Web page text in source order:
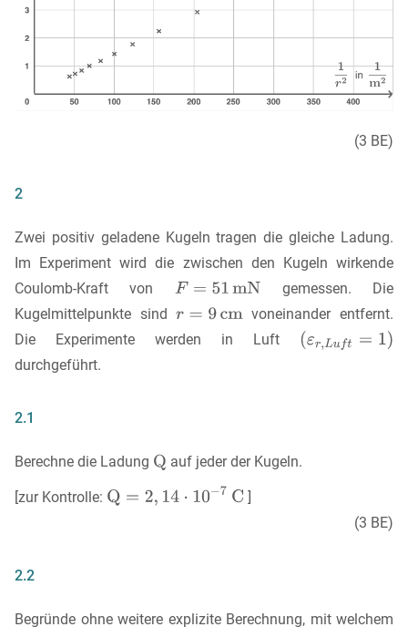
(3 BE)
2
Zwei positiv geladene Kugeln tragen die gleiche Ladung.
Im Experiment wird die zwischen den Kugeln wirkende
Coulomb-Kraft von
gemessen. Die
Kugelmittelpunkte sind
voneinander entfernt.
Die Experimente werden in Luft
durchgeführt.
2.1
Berechne die Ladung auf jeder der Kugeln.
[zur Kontrolle:
]
(3 BE)
2.2
Begründe ohne weitere explizite Berechnung, mit welchem